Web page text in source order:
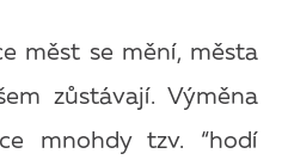
měst se mění, města
zůstávají. Výměna
mnohdy tzv. “hodí